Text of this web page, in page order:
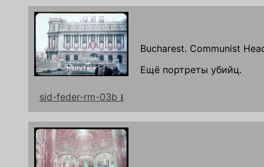
sid-feder-rm-03b ⭳
Bucharest. Communist
Ещё портреты убийц.